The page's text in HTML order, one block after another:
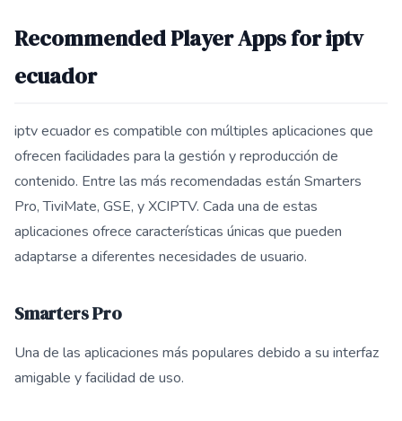
Recommended Player Apps for iptv
ecuador
iptv ecuador es compatible con múltiples aplicaciones que
ofrecen facilidades para la gestión y reproducción de
contenido. Entre las más recomendadas están Smarters
Pro, TiviMate, GSE, y XCIPTV. Cada una de estas
aplicaciones ofrece características únicas que pueden
adaptarse a diferentes necesidades de usuario.
Smarters Pro
Una de las aplicaciones más populares debido a su interfaz
amigable y facilidad de uso.